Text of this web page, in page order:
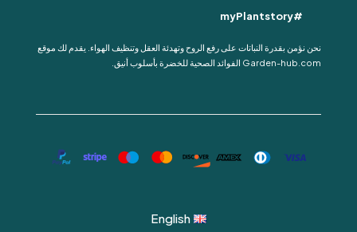
#myPlantstory
نحن نؤمن بقدرة النباتات على رفع الروح وتهدئة العقل وتنظيف الهواء. يقدم لك موقع
Garden-hub.com الفوائد الصحية للخضرة بأسلوب أنيق.
English